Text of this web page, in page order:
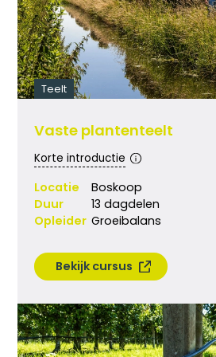
Teelt
Vaste plantenteelt
Korte introductie
Locatie
Boskoop
Duur
13 dagdelen
Opleider Groeibalans
Bekijk cursus